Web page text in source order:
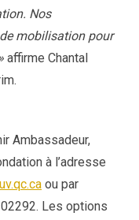
Nos
mobilisation pour
affirme Chantal
Ambassadeur,
à l’adresse
ou par
Les options